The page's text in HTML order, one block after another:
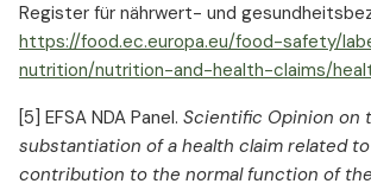
Register für nährwert- und
https://food.ec.europa.eu/food-safety/
nutrition/nutrition-and-health-claims/
[5] EFSA NDA Panel. Scientific Opinion on
substantiation of a health claim related
contribution to the normal function of